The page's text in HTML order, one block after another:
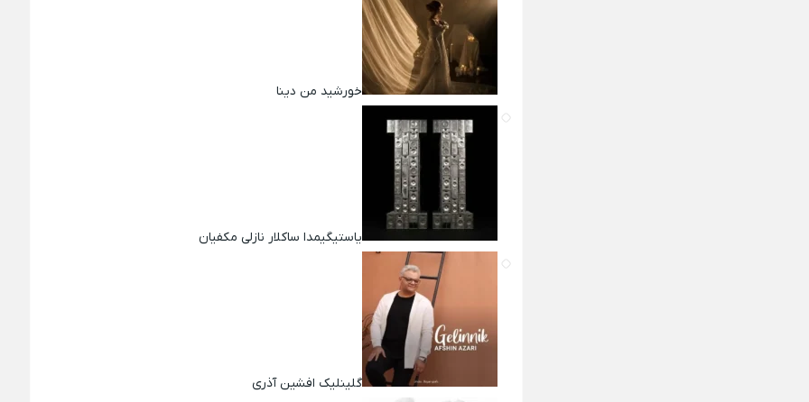
خورشید من دینا
یاستیگیمدا ساکلار نازلی مکفیان
گلینلیک افشین آذری